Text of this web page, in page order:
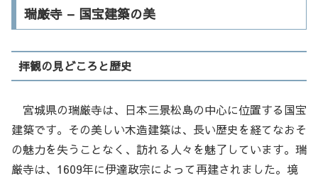
瑞厳寺 – 国宝建築の美
拝観の見どころと歴史
宮城県の瑞厳寺は、日本三景松島の中心に位置する国宝
建築です。その美しい木造建築は、長い歴史を経てなおそ
の魅力を失うことなく、訪れる人々を魅了しています。瑞
厳寺は、1609年に伊達政宗によって再建されました。境